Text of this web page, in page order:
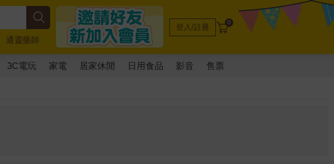
通靈藥師
登入/註冊 0
3C電玩 家電 居家休閒 日用食品 影音 售票